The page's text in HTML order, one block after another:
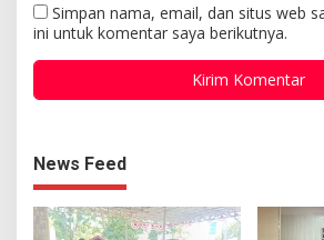
Simpan nama, email, dan situs web
ini untuk komentar saya berikutnya.
News Feed